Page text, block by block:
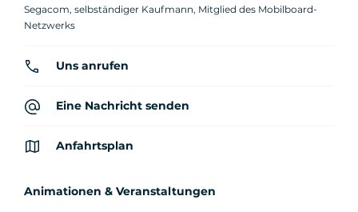
Segacom, selbständiger Kaufmann, Mitglied des Mobilboard-
Netzwerks
Uns anrufen
Eine Nachricht senden
Anfahrtsplan
Animationen & Veranstaltungen